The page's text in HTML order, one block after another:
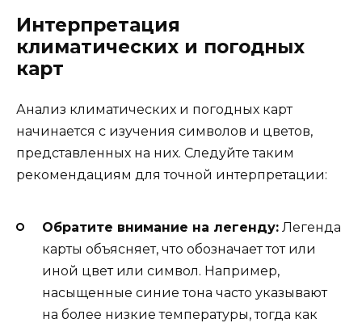
Интерпретация
климатических и погодных
карт
Анализ климатических и погодных карт
начинается с изучения символов и цветов,
представленных на них. Следуйте таким
рекомендациям для точной интерпретации:
Обратите внимание на легенду: Легенда
карты объясняет, что обозначает тот или
иной цвет или символ. Например,
насыщенные синие тона часто указывают
на более низкие температуры, тогда как